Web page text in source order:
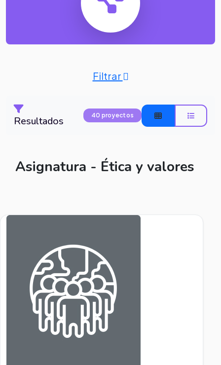
Filtrar
Resultados 40 proyectos
Asignatura - Ética y valores